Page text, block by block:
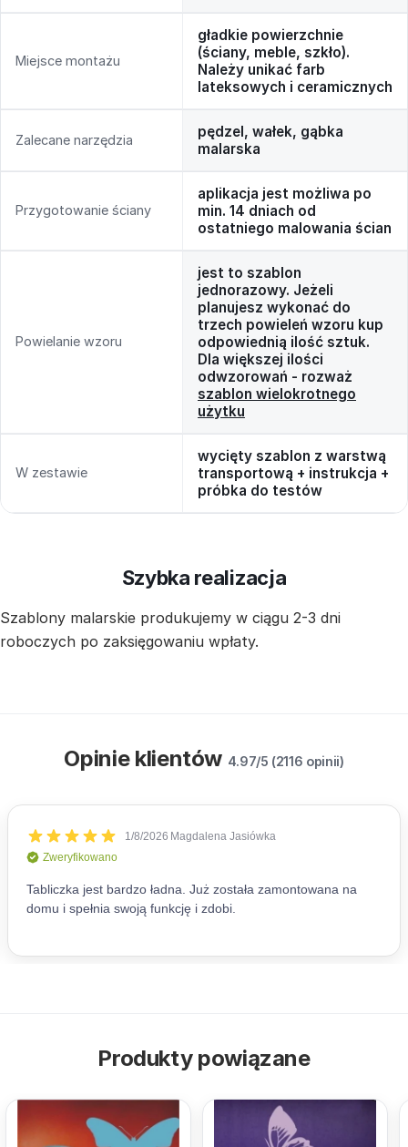
Miejsce montażu
gładkie powierzchnie
(ściany, meble, szkło).
Należy unikać farb
lateksowych i ceramicznych
Zalecane narzędzia
pędzel, wałek, gąbka
malarska
Przygotowanie ściany
aplikacja jest możliwa po
min. 14 dniach od
ostatniego malowania ścian
Powielanie wzoru
jest to szablon
jednorazowy. Jeżeli
planujesz wykonać do
trzech powieleń wzoru kup
odpowiednią ilość sztuk.
Dla większej ilości
odwzorowań - rozważ
szablon wielokrotnego
użytku
W zestawie
wycięty szablon z warstwą
transportową + instrukcja +
próbka do testów
Szybka realizacja
Szablony malarskie produkujemy w ciągu 2-3 dni
roboczych po zaksięgowaniu wpłaty.
Opinie klientów 4.97/5 (2116 opinii)
Produkty powiązane